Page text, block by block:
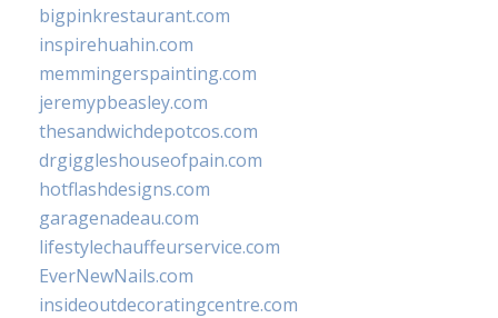
bigpinkrestaurant.com
inspirehuahin.com
memmingerspainting.com
jeremypbeasley.com
thesandwichdepotcos.com
drgiggleshouseofpain.com
hotflashdesigns.com
garagenadeau.com
lifestylechauffeurservice.com
EverNewNails.com
insideoutdecoratingcentre.com